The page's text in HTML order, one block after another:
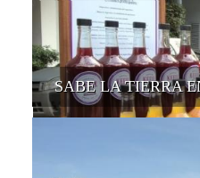
SABE LA TIERRA